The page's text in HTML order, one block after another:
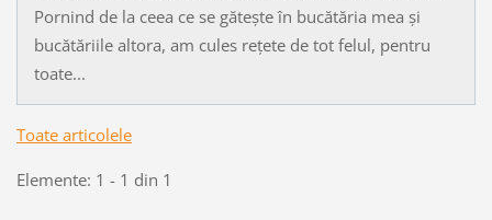
Pornind de la ceea ce se gătește în bucătăria mea și
bucătăriile altora, am cules rețete de tot felul, pentru
toate...
Toate articolele
Elemente: 1 - 1 din 1